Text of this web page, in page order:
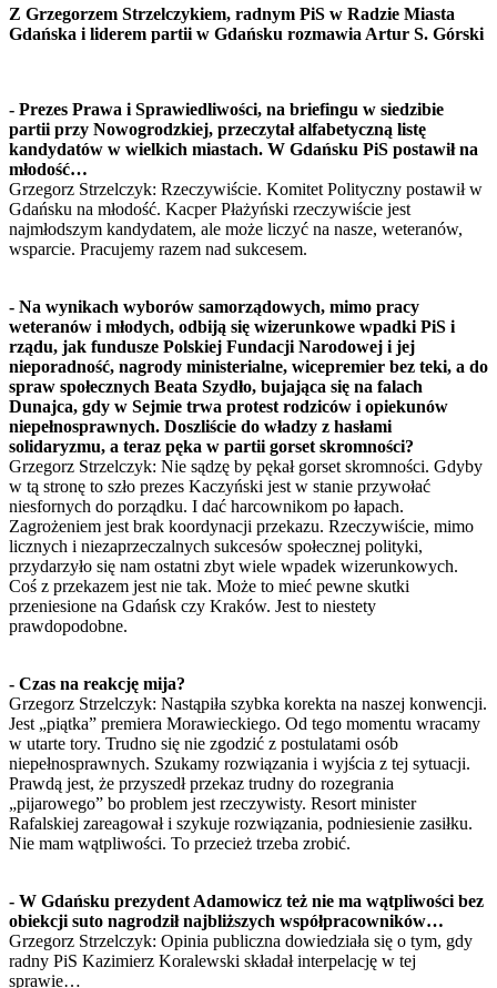
Z Grzegorzem Strzelczykiem, radnym PiS w Radzie Miasta
Gdańska i liderem partii w Gdańsku rozmawia Artur S. Górski
- Prezes Prawa i Sprawiedliwości, na briefingu w siedzibie
partii przy Nowogrodzkiej, przeczytał alfabetyczną listę
kandydatów w wielkich miastach. W Gdańsku PiS postawił na
młodość…
Grzegorz Strzelczyk: Rzeczywiście. Komitet Polityczny postawił w
Gdańsku na młodość. Kacper Płażyński rzeczywiście jest
najmłodszym kandydatem, ale może liczyć na nasze, weteranów,
wsparcie. Pracujemy razem nad sukcesem.
- Na wynikach wyborów samorządowych, mimo pracy
weteranów i młodych, odbiją się wizerunkowe wpadki PiS i
rządu, jak fundusze Polskiej Fundacji Narodowej i jej
nieporadność, nagrody ministerialne, wicepremier bez teki, a do
spraw społecznych Beata Szydło, bujająca się na falach
Dunajca, gdy w Sejmie trwa protest rodziców i opiekunów
niepełnosprawnych. Doszliście do władzy z hasłami
solidaryzmu, a teraz pęka w partii gorset skromności?
Grzegorz Strzelczyk: Nie sądzę by pękał gorset skromności. Gdyby
w tą stronę to szło prezes Kaczyński jest w stanie przywołać
niesfornych do porządku. I dać harcownikom po łapach.
Zagrożeniem jest brak koordynacji przekazu. Rzeczywiście, mimo
licznych i niezaprzeczalnych sukcesów społecznej polityki,
przydarzyło się nam ostatni zbyt wiele wpadek wizerunkowych.
Coś z przekazem jest nie tak. Może to mieć pewne skutki
przeniesione na Gdańsk czy Kraków. Jest to niestety
prawdopodobne.
- Czas na reakcję mija?
Grzegorz Strzelczyk: Nastąpiła szybka korekta na naszej konwencji.
Jest „piątka” premiera Morawieckiego. Od tego momentu wracamy
w utarte tory. Trudno się nie zgodzić z postulatami osób
niepełnosprawnych. Szukamy rozwiązania i wyjścia z tej sytuacji.
Prawdą jest, że przyszedł przekaz trudny do rozegrania
„pijarowego” bo problem jest rzeczywisty. Resort minister
Rafalskiej zareagował i szykuje rozwiązania, podniesienie zasiłku.
Nie mam wątpliwości. To przecież trzeba zrobić.
- W Gdańsku prezydent Adamowicz też nie ma wątpliwości bez
obiekcji suto nagrodził najbliższych współpracowników…
Grzegorz Strzelczyk: Opinia publiczna dowiedziała się o tym, gdy
radny PiS Kazimierz Koralewski składał interpelację w tej
sprawie…